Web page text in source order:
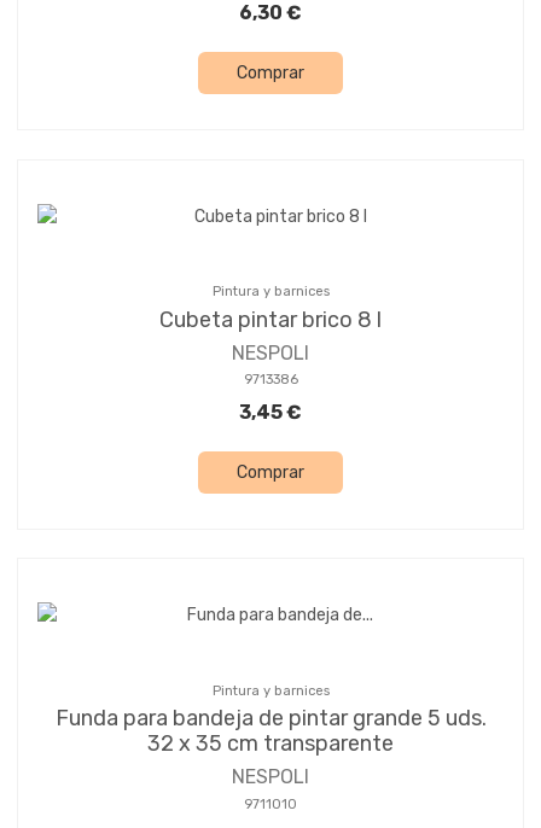
6,30 €
Comprar
Pintura y barnices
Cubeta pintar brico 8 l
NESPOLI
9713386
3,45 €
Comprar
Pintura y barnices
Funda para bandeja de pintar grande 5 uds.
32 x 35 cm transparente
NESPOLI
9711010